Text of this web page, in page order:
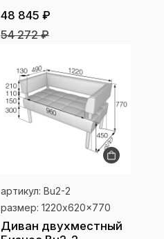
48 845 ₽
54 272 ₽
артикул: Bu2-2
размер: 1220x620x770
Диван двухместный